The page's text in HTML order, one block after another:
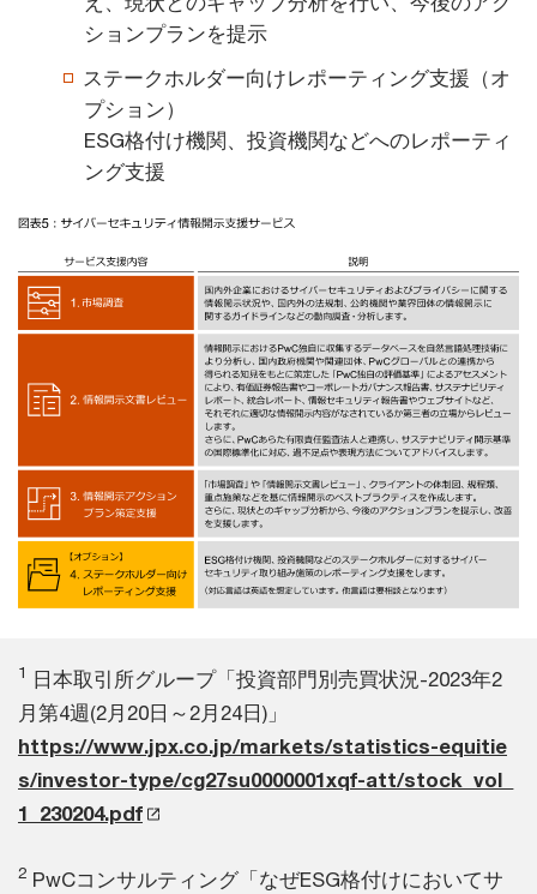
ションプランを提示
ステークホルダー向けレポーティング支援（オ
プション）
ESG格付け機関、投資機関などへのレポーティ
ング支援
1 日本取引所グループ「投資部門別売買状況-2023年2
月第4週(2月20日～2月24日)」
https://www.jpx.co.jp/markets/statistics-equitie
s/investor-type/cg27su0000001xqf-att/stock_vol_
1_230204.pdf
2 PwCコンサルティング「なぜESG格付けにおいてサ